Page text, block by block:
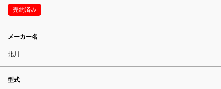
売約済み
メーカー名
北川
型式